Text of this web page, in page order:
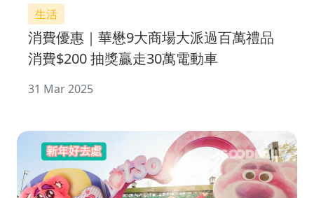
生活
消費優惠｜華懋9大商場大派過百萬禮品
消費$200 抽獎贏走30萬電動車
31 Mar 2025